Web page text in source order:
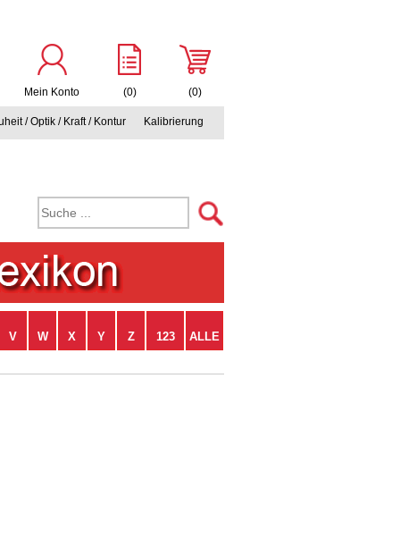
Mein Konto (0) (0)
/ Optik / Kraft / Kontur Kalibrierung
V W X Y Z 123 ALLE